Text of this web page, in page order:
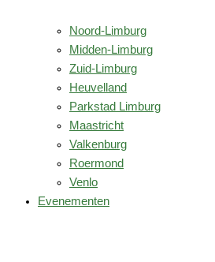
Noord-Limburg
Midden-Limburg
Zuid-Limburg
Heuvelland
Parkstad Limburg
Maastricht
Valkenburg
Roermond
Venlo
Evenementen